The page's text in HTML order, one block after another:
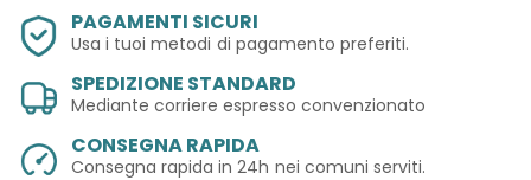
PAGAMENTI SICURI
Usa i tuoi metodi di pagamento preferiti.
SPEDIZIONE STANDARD
Mediante corriere espresso convenzionato
CONSEGNA RAPIDA
Consegna rapida in 24h nei comuni serviti.